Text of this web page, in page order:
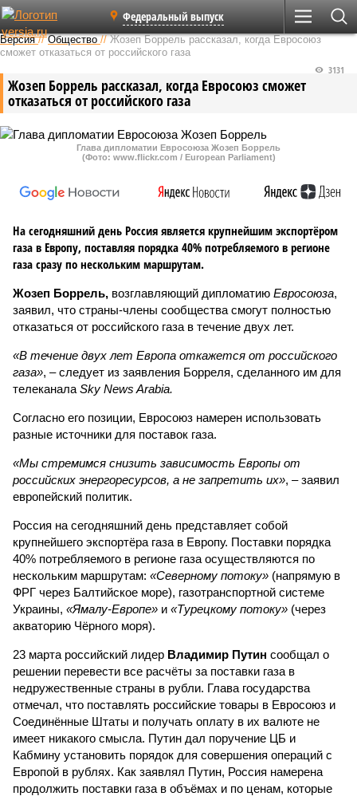
Федеральный выпуск
Версия //Общество //Жозеп Боррель рассказал, когда Евросоюз
сможет отказаться от российского газа
Жозеп Боррель рассказал, когда Евросоюз сможет
отказаться от российского газа
3131
Глава дипломатии Евросоюза Жозеп Боррель
(Фото: www.flickr.com / European Parliament)
На сегодняшний день Россия является крупнейшим экспортёром
газа в Европу, поставляя порядка 40% потребляемого в регионе
газа сразу по нескольким маршрутам.
Жозеп Боррель, возглавляющий дипломатию Евросоюза,
заявил, что страны-члены сообщества смогут полностью
отказаться от российского газа в течение двух лет.
«В течение двух лет Европа откажется от российского
газа», – следует из заявления Борреля, сделанного им для
телеканала Sky News Arabia.
Согласно его позиции, Евросоюз намерен использовать
разные источники для поставок газа.
«Мы стремимся снизить зависимость Европы от
российских энергоресурсов, а не запретить их», – заявил
европейский политик.
Россия на сегодняшний день представляет собой
крупнейшего экспортёра газа в Европу. Поставки порядка
40% потребляемого в регионе газа осуществляются по
нескольким маршрутам: «Северному потоку» (напрямую в
ФРГ через Балтийское море), газотранспортной системе
Украины, «Ямалу-Европе» и «Турецкому потоку» (через
акваторию Чёрного моря).
23 марта российский лидер Владимир Путин сообщал о
решении перевести все расчёты за поставки газа в
недружественные страны в рубли. Глава государства
отмечал, что поставлять российские товары в Евросоюз и
Соединённые Штаты и получать оплату в их валюте не
имеет никакого смысла. Путин дал поручение ЦБ и
Кабмину установить порядок для совершения операций с
Европой в рублях. Как заявлял Путин, Россия намерена
продолжить поставки газа в объёмах и по ценам, которые